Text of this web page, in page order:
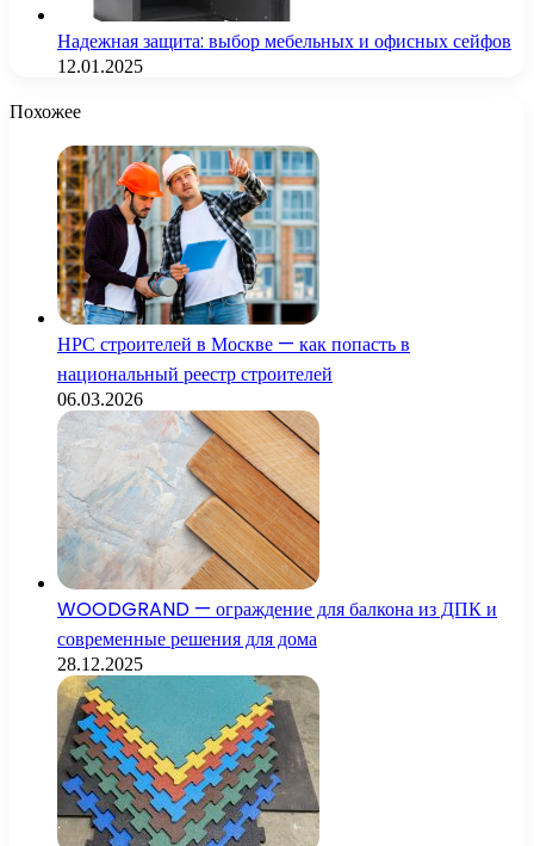
Надежная защита: выбор мебельных и офисных сейфов
12.01.2025
Похожее
НРС строителей в Москве — как попасть в
национальный реестр строителей
06.03.2026
WOODGRAND — ограждение для балкона из ДПК и
современные решения для дома
28.12.2025